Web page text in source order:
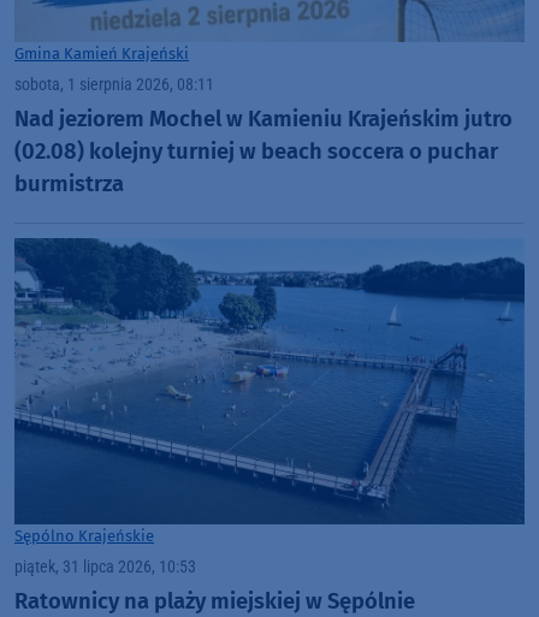
Gmina Kamień Krajeński
sobota, 1 sierpnia 2026, 08:11
Nad jeziorem Mochel w Kamieniu Krajeńskim jutro
(02.08) kolejny turniej w beach soccera o puchar
burmistrza
Sępólno Krajeńskie
piątek, 31 lipca 2026, 10:53
Ratownicy na plaży miejskiej w Sępólnie